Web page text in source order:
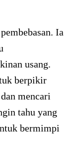
Ia
usang.
berpikir
mencari
tahu yang
bermimpi